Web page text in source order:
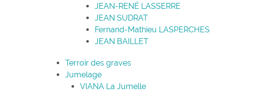
JEAN-RENÉ LASSERRE
JEAN SUDRAT
Fernand-Mathieu LASPERCHES
JEAN BAILLET
Terroir des graves
Jumelage
VIANA La Jumelle